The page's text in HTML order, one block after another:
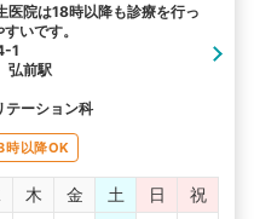
医院は18時以降も診療を行っ
いです。
1
弘前駅
テーション科
時以降OK
木 金 土 日
祝